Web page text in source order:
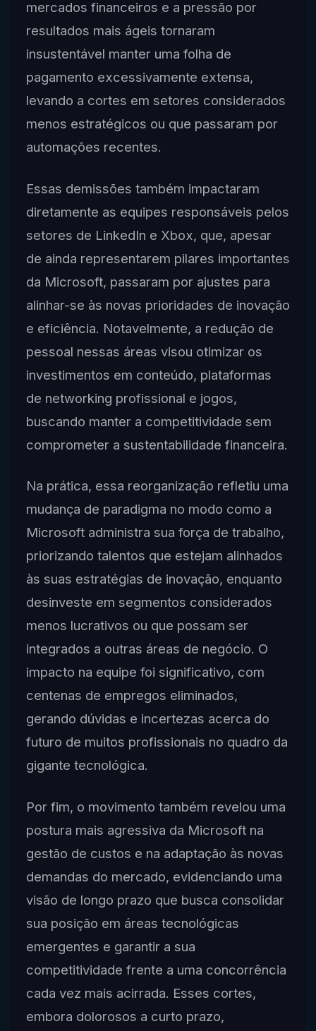
mercados financeiros e a pressão por
resultados mais ágeis tornaram
insustentável manter uma folha de
pagamento excessivamente extensa,
levando a cortes em setores considerados
menos estratégicos ou que passaram por
automações recentes.
Essas demissões também impactaram
diretamente as equipes responsáveis pelos
setores de LinkedIn e Xbox, que, apesar
de ainda representarem pilares importantes
da Microsoft, passaram por ajustes para
alinhar-se às novas prioridades de inovação
e eficiência. Notavelmente, a redução de
pessoal nessas áreas visou otimizar os
investimentos em conteúdo, plataformas
de networking profissional e jogos,
buscando manter a competitividade sem
comprometer a sustentabilidade financeira.
Na prática, essa reorganização refletiu uma
mudança de paradigma no modo como a
Microsoft administra sua força de trabalho,
priorizando talentos que estejam alinhados
às suas estratégias de inovação, enquanto
desinveste em segmentos considerados
menos lucrativos ou que possam ser
integrados a outras áreas de negócio. O
impacto na equipe foi significativo, com
centenas de empregos eliminados,
gerando dúvidas e incertezas acerca do
futuro de muitos profissionais no quadro da
gigante tecnológica.
Por fim, o movimento também revelou uma
postura mais agressiva da Microsoft na
gestão de custos e na adaptação às novas
demandas do mercado, evidenciando uma
visão de longo prazo que busca consolidar
sua posição em áreas tecnológicas
emergentes e garantir a sua
competitividade frente a uma concorrência
cada vez mais acirrada. Esses cortes,
embora dolorosos a curto prazo,